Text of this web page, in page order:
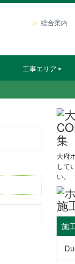
総合案内
工事エリア
大府
して
い。
施